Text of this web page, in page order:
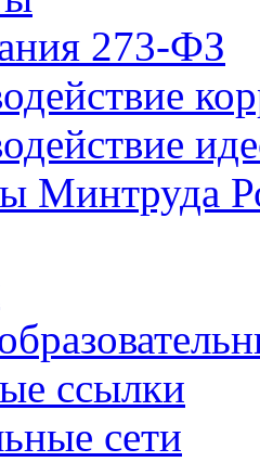
273-ФЗ
Минтруда
ссылки
сети